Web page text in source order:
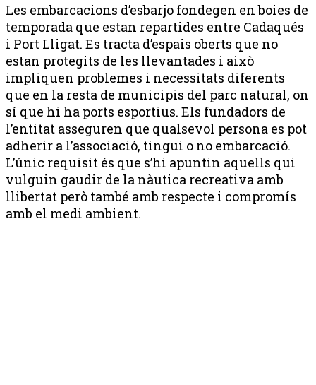
Les embarcacions d’esbarjo fondegen en boies de
temporada que estan repartides entre Cadaqués
i Port Lligat. Es tracta d’espais oberts que no
estan protegits de les llevantades i això
impliquen problemes i necessitats diferents
que en la resta de municipis del parc natural, on
sí que hi ha ports esportius. Els fundadors de
l’entitat asseguren que qualsevol persona es pot
adherir a l’associació, tingui o no embarcació.
L’únic requisit és que s’hi apuntin aquells qui
vulguin gaudir de la nàutica recreativa amb
llibertat però també amb respecte i compromís
amb el medi ambient.